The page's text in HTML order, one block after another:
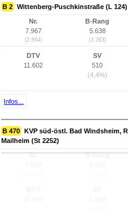
B 2 Wittenberg-Puschkinstraße (L
Nr.
7.967
(2.864)
B-Rang
5.638
(3.263)
DTV
11.602
SV
510
(4,4%)
Infos...
B 470 KVP süd-östl. Bad Windsheim,
Mailheim (St 2252)
Nr.
B-Rang